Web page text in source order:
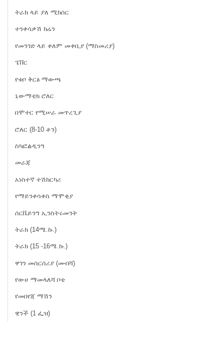
ትራክ ላይ ያለ ሚክሰር
ተንቀሳቃሽ ክሬን
የመንገድ ላይ ቀለም መቀቢያ (ማስመሪያ)
ፔቨር
የቱቦ ቅርፅ ማውጫ
ኒውማቲክ ሮለር
በሞተር የሚሠራ መጥረጊያ
ሮለር (8-10 ቶን)
ስካፎልዲንግ
መራጃ
አነስተኛ ተሽከርካሪ
የማይንቀሳቀስ ማሞቂያ
ሰርቬይንግ ኢንስትሩመንት
ትራክ (14ሜ.ኩ.)
ትራክ (15 -16ሜ.ኩ.)
ዋገን መሰርሰሪያ (መብሻ)
የውሀ ማመላለሻ ቦቴ
የመበየጃ ማሽን
ዊንች (1 ፌዝ)